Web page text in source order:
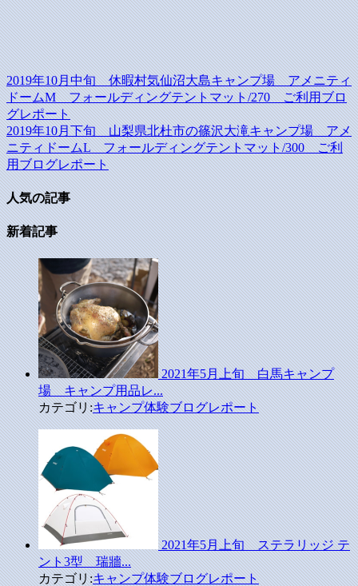
2019年10月中旬 休暇村気仙沼大島キャンプ場 アメニティ
ドームM フォールディングテントマット/270 ご利用ブロ
グレポート
2019年10月下旬 山梨県北杜市の篠沢大滝キャンプ場 アメ
ニティドームL フォールディングテントマット/300 ご利
用ブログレポート
人気の記事
新着記事
2021年5月上旬 白馬キャンプ
場 キャンプ用品レ...
カテゴリ:キャンプ体験ブログレポート
2021年5月上旬 ステラリッジ テ
ント3型 瑞牆...
カテゴリ:キャンプ体験ブログレポート